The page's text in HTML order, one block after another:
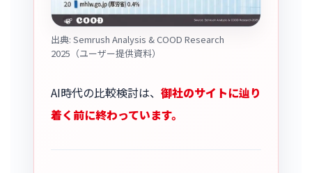
出典: Semrush Analysis & COOD Research
2025（ユーザー提供資料）
AI時代の比較検討は、 御社のサイトに辿り
着く前に終わっています。